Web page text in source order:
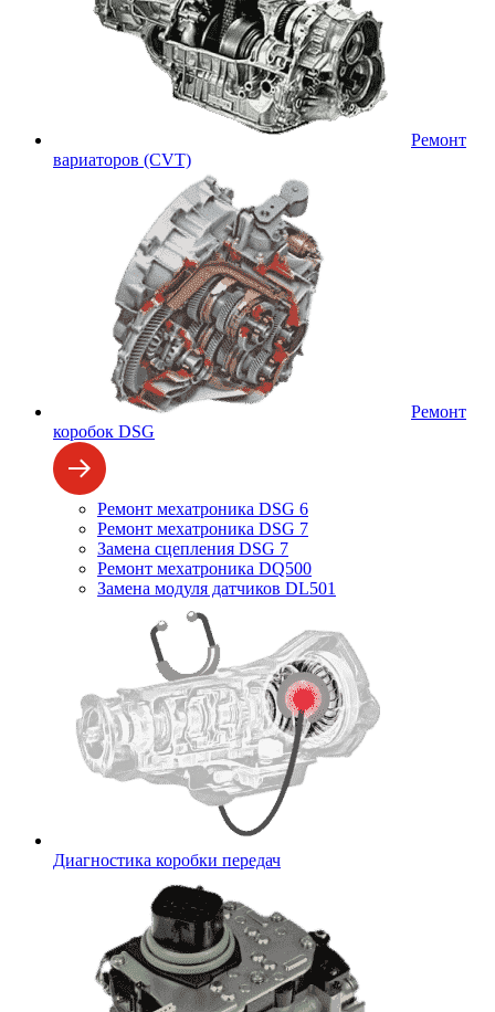
Ремонт
вариаторов (CVT)
Ремонт
коробок DSG
Ремонт мехатроника DSG 6
Ремонт мехатроника DSG 7
Замена сцепления DSG 7
Ремонт мехатроника DQ500
Замена модуля датчиков DL501
Диагностика коробки передач